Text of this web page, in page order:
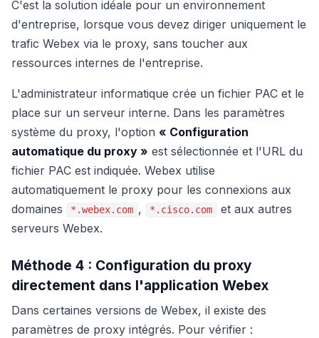
C'est la solution idéale pour un environnement
d'entreprise, lorsque vous devez diriger uniquement le
trafic Webex via le proxy, sans toucher aux
ressources internes de l'entreprise.
L'administrateur informatique crée un fichier PAC et le
place sur un serveur interne. Dans les paramètres
système du proxy, l'option « Configuration
automatique du proxy » est sélectionnée et l'URL du
fichier PAC est indiquée. Webex utilise
automatiquement le proxy pour les connexions aux
domaines
*.webex.com , *.cisco.com
et aux autres
serveurs Webex.
Méthode 4 : Configuration du proxy
directement dans l'application Webex
Dans certaines versions de Webex, il existe des
paramètres de proxy intégrés. Pour vérifier :